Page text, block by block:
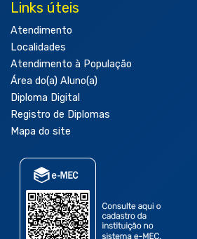
Links úteis
Atendimento
Localidades
Atendimento à População
Área do(a) Aluno(a)
Diploma Digital
Registro de Diplomas
Mapa do site